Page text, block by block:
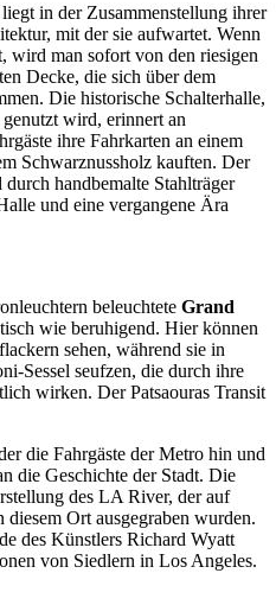
in der Zusammenstellung ihrer
mit der sie aufwartet. Wenn
wird man sofort von den riesigen
Decke, die sich über dem
Die historische Schalterhalle,
wird, erinnert an
ihre Fahrkarten an einem
Schwarznussholz kauften. Der
handbemalte Stahlträger
und eine vergangene Ära
beleuchtete Grand
wie beruhigend. Hier können
sehen, während sie in
Sessel seufzen, die durch ihre
wirken. Der Patsaouras Transit
die Fahrgäste der Metro hin und
die Geschichte der Stadt. Die
des LA River, der auf
Ort ausgegraben wurden.
des Künstlers Richard Wyatt
von Siedlern in Los Angeles.